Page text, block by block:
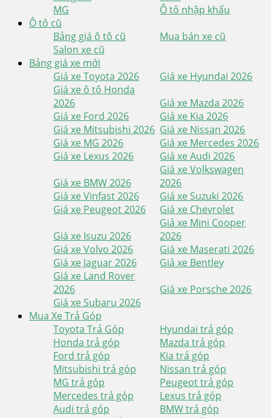
MG
Ô tô nhập khẩu
Ô tô cũ
Bảng giá ô tô cũ
Mua bán xe cũ
Salon xe cũ
Bảng giá xe mới
Giá xe Toyota 2026
Giá xe Hyundai 2026
Giá xe ô tô Honda
2026
Giá xe Mazda 2026
Giá xe Ford 2026
Giá xe Kia 2026
Giá xe Mitsubishi 2026 Giá xe Nissan 2026
Giá xe MG 2026
Giá xe Mercedes 2026
Giá xe Lexus 2026
Giá xe Audi 2026
Giá xe BMW 2026
Giá xe Volkswagen
2026
Giá xe Vinfast 2026
Giá xe Suzuki 2026
Giá xe Peugeot 2026
Giá xe Chevrolet
Giá xe Isuzu 2026
Giá xe Mini Cooper
2026
Giá xe Volvo 2026
Giá xe Maserati 2026
Giá xe Jaguar 2026
Giá xe Bentley
Giá xe Land Rover
2026
Giá xe Porsche 2026
Giá xe Subaru 2026
Mua Xe Trả Góp
Toyota Trả Góp
Hyundai trả góp
Honda trả góp
Mazda trả góp
Ford trả góp
Kia trả góp
Mitsubishi trả góp
Nissan trả góp
MG trả góp
Peugeot trả góp
Mercedes trả góp
Lexus trả góp
Audi trả góp
BMW trả góp